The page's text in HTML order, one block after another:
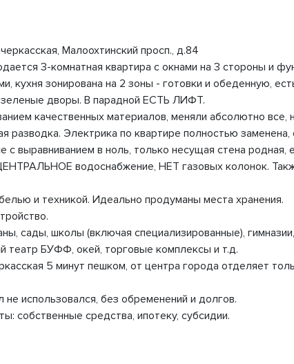
Малоохтинский просп., д.84
3-комнатная квартира с окнами на 3 стороны и
кухня зонирована на 2 зоны - готовки и обеденную,
дворы. В парадной ЕСТЬ ЛИФТ.
качественных материалов, меняли абсолютно все,
разводка. Электрика по квартире полностью
выравниванием в ноль, только несущая стена
водоснабжение, НЕТ газовых колонок.
и техникой. Идеально продуманы места хранения.
сады, школы (включая специализированные),
театр БУФФ, окей, торговые комплексы и т.д.
5 минут пешком, от центра города отделяет
использовался, без обременений и долгов.
собственные средства, ипотеку, субсидии.